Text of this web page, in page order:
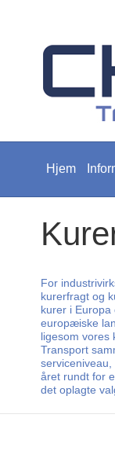
Hjem
For
kurerfragt og
kurer i
europæiske
ligesom vores
Transport
året rundt for
det oplagte